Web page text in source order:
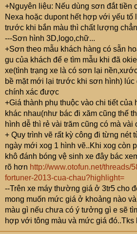
+Nguyên liệu: Nếu dùng sơn đắt tiền
Nexa hoặc dupont hết hợp với yếu tố
trước khi bắn màu thì chất lượng
---Sơn hình 3D,logo,chữ...
+Sơn theo mẫu khách hàng có sẵn
gu của khách để e tìm mẫu khi đã
xe(tình trạng xe là có sơn lại
bề mặt mới lại trước khi sơn hình) lúc
chính xác được
+Giá thành phụ thuộc vào chi tiết của
khác nhau(như bác đi xăm cũng thế
hình dễ thì rẻ vài trăm cũng có mà vài
+ Quy trình vẽ rất kỳ công đi từng nét
ngày mới xog 1 hình vẽ..Khi xog còn
khô đánh bóng vệ sinh xe đây bác
rõ hơn http://www.otofun.net/threads/
fortuner-2013-cua-chau?highlight=
--Trên xe máy thường giá ở 3tr5 cho
mong muốn mức giá ở khoảng nào
màu gì nếu chưa có ý tưởng gì e sẽ
hợp với tông màu và mức giá đó..Tks